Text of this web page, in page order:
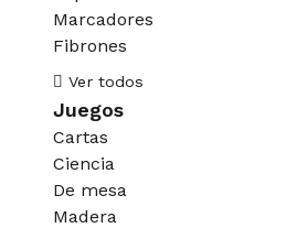
Marcadores
Fibrones
Ver todos
Juegos
Cartas
Ciencia
De mesa
Madera